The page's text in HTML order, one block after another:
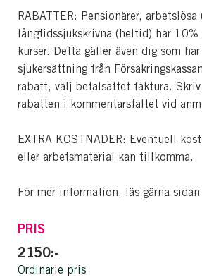
RABATTER: Pensionärer,
långtidssjukskrivna (heltid) har 10%
kurser. Detta gäller även dig som
sjukersättning från
rabatt, välj betalsättet faktura.
rabatten i kommentarsfältet vid
EXTRA KOSTNADER: Eventuell
eller arbetsmaterial kan tillkomma.
För mer information, läs gärna sidan
PRIS
2150:-
Ordinarie pris